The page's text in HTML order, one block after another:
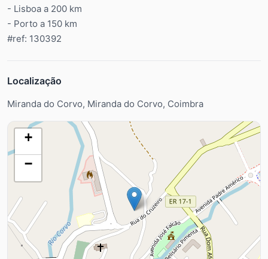
- Lisboa a 200 km
- Porto a 150 km
#ref: 130392
Localização
Miranda do Corvo, Miranda do Corvo, Coimbra
+
−